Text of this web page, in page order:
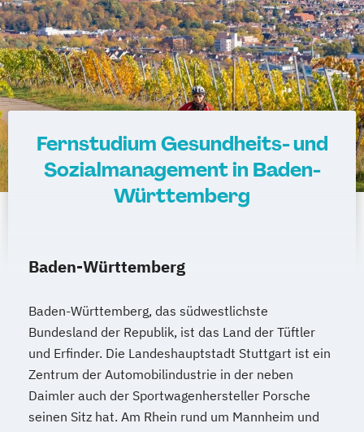
Fernstudium Gesundheits- und
Sozialmanagement in Baden-
Württemberg
Baden-Württemberg
Baden-Württemberg, das südwestlichste
Bundesland der Republik, ist das Land der Tüftler
und Erfinder. Die Landeshauptstadt Stuttgart ist ein
Zentrum der Automobilindustrie in der neben
Daimler auch der Sportwagenhersteller Porsche
seinen Sitz hat. Am Rhein rund um Mannheim und